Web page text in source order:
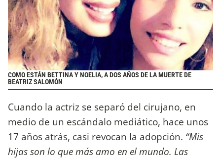
COMO ESTÁN BETTINA Y NOELIA, A DOS AÑOS DE LA MUERTE DE
BEATRIZ SALOMÓN
Cuando la actriz se separó del cirujano, en
medio de un escándalo mediático, hace unos
17 años atrás, casi revocan la adopción. “Mis
hijas son lo que más amo en el mundo. Las